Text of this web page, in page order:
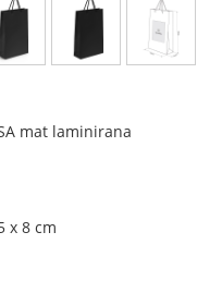
mat laminirana
x 8 cm